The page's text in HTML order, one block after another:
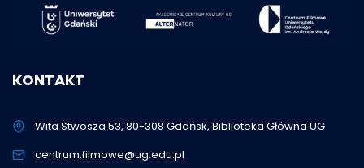
KONTAKT
Wita Stwosza 53, 80-308 Gdańsk, Biblioteka Główna UG
centrum.filmowe@ug.edu.pl